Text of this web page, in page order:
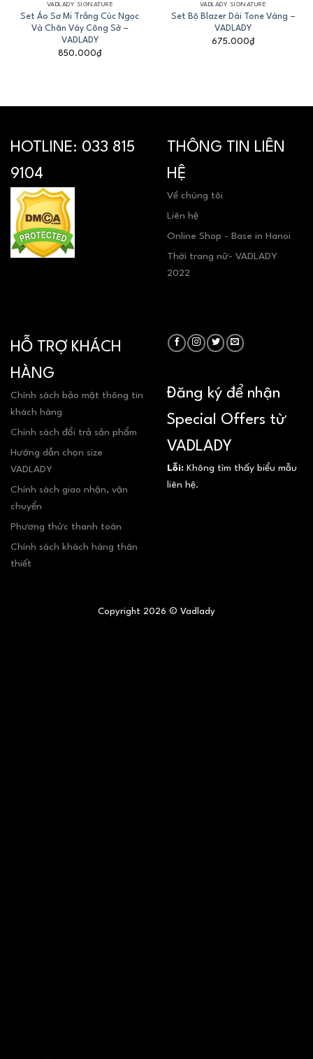
VADLADY SIGNATURE
Set Áo Sơ Mi Trắng Cúc Ngọc
Và Chân Váy Công Sở –
VADLADY
850.000₫
VADLADY SIGNATURE
Set Bộ Blazer Dài Tone Vàng –
VADLADY
675.000₫
HOTLINE: 033 815
9104
THÔNG TIN LIÊN
HỆ
Về chúng tôi
Liên hệ
Online Shop - Base in Hanoi
Thời trang nữ- VADLADY
2022
HỖ TRỢ KHÁCH
HÀNG
Chính sách bảo mật thông tin
khách hàng
Chính sách đổi trả sản phẩm
Hướng dẫn chọn size
VADLADY
Chính sách giao nhận, vận
chuyển
Phương thức thanh toán
Chính sách khách hàng thân
thiết
Đăng ký để nhận
Special Offers từ
VADLADY
Lỗi: Không tìm thấy biểu mẫu
liên hệ.
Copyright 2026 © Vadlady